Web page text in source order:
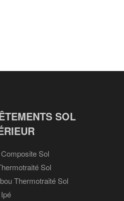
SOL
Sol
Sol
Thermotraité Sol